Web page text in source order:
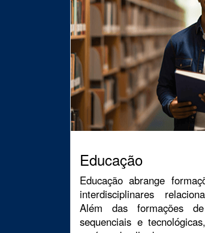
Educação
Educação abrange
interdisciplinares
Além das formações de
sequenciais e